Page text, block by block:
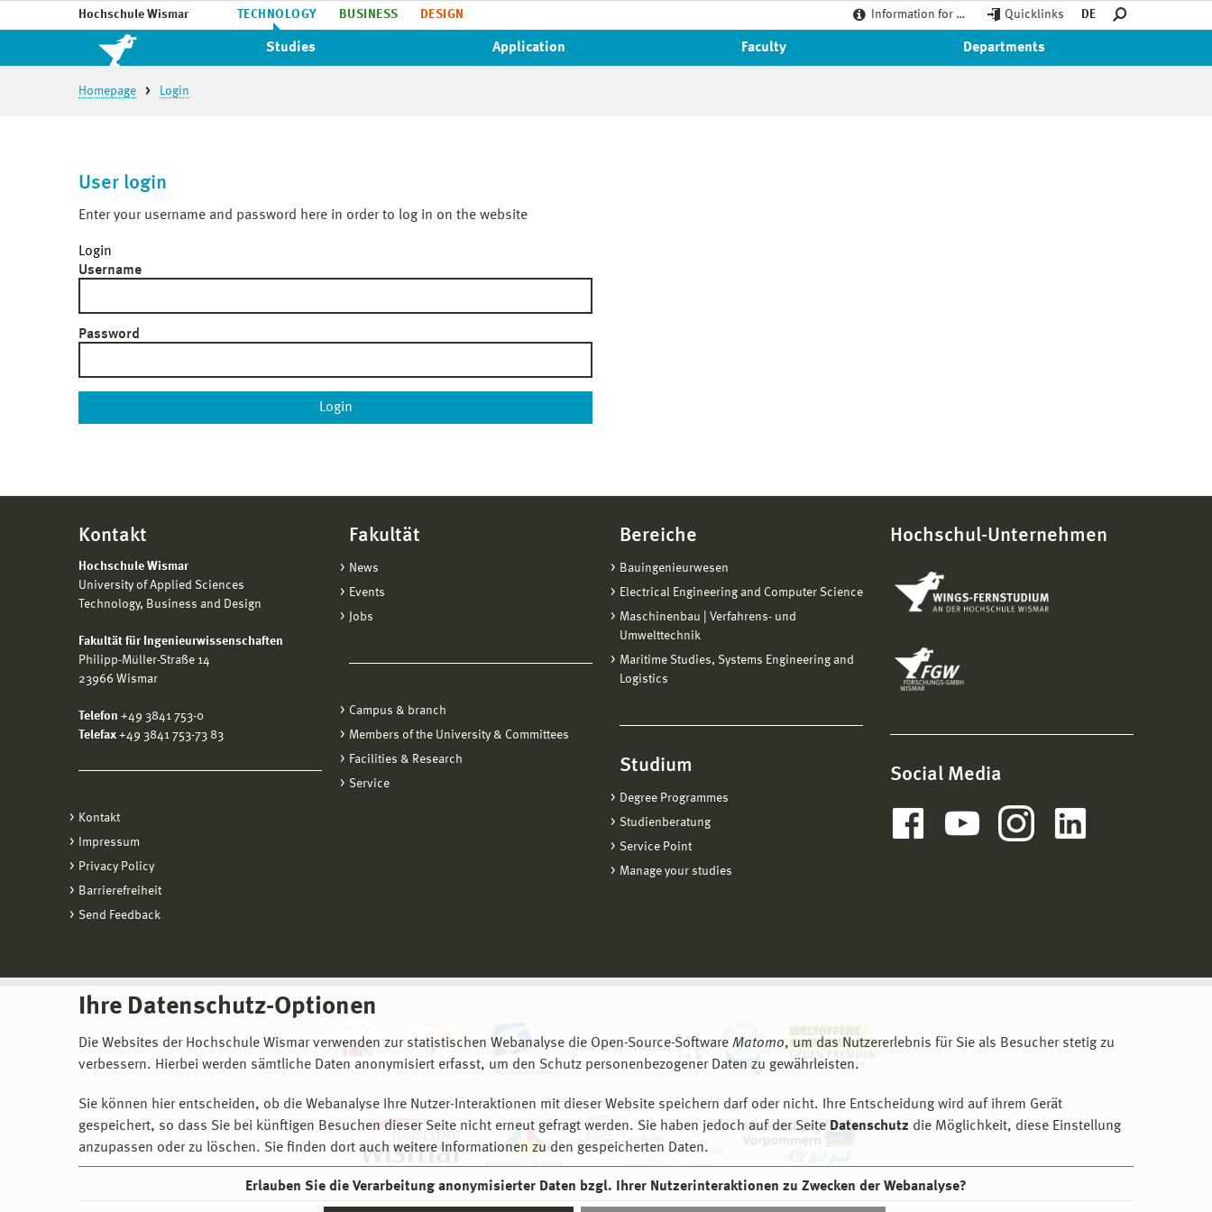
Hochschule Wismar TECHNOLOGY BUSINESS DESIGN Information for … Quicklinks DE
Studies Application Faculty Departments
Homepage Login
Ihre Datenschutz-Optionen
Die Websites der Hochschule Wismar verwenden zur statistischen Webanalyse die Open-Source-Software Matomo, um das Nutzererlebnis für Sie als Besucher stetig zu
verbessern. Hierbei werden sämtliche Daten anonymisiert erfasst, um den Schutz personenbezogener Daten zu gewährleisten.
Sie können hier entscheiden, ob die Webanalyse Ihre Nutzer-Interaktionen mit dieser Website speichern darf oder nicht. Ihre Entscheidung wird auf ihrem Gerät
gespeichert, so dass Sie bei künftigen Besuchen dieser Seite nicht erneut gefragt werden. Sie haben jedoch auf der Seite Datenschutz die Möglichkeit, diese Einstellung
anzupassen oder zu löschen. Sie finden dort auch weitere Informationen zu den gespeicherten Daten.
Erlauben Sie die Verarbeitung anonymisierter Daten bzgl. Ihrer Nutzerinteraktionen zu Zwecken der Webanalyse?
User login
Enter your username and password here in order to log in on the website
Login
Username
Password
Kontakt
Hochschule Wismar
University of Applied Sciences
Technology, Business and Design
Fakultät für Ingenieurwissenschaften
Philipp-Müller-Straße 14
23966 Wismar
Telefon +49 3841 753-0
Telefax +49 3841 753-73 83
Kontakt
Impressum
Privacy Policy
Barrierefreiheit
Send Feedback
Fakultät
News
Events
Jobs
Campus & branch
Members of the University & Committees
Facilities & Research
Service
Bereiche
Bauingenieurwesen
Electrical Engineering and Computer Science
Maschinenbau | Verfahrens- und
Umwelttechnik
Maritime Studies, Systems Engineering and
Logistics
Studium
Degree Programmes
Studienberatung
Service Point
Manage your studies
Hochschul-Unternehmen
Social Media